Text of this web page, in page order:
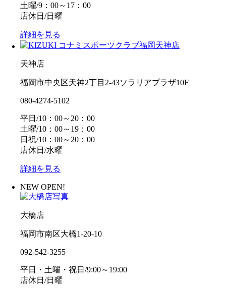
土曜/9：00～17：00
店休日/日曜
詳細を見る
天神店
福岡市中央区天神2丁目2-43ソラリアプラザ10F
080-4274-5102
平日/10：00～20：00
土曜/10：00～19：00
日祝/10：00～20：00
店休日/水曜
詳細を見る
NEW OPEN!
大橋店
福岡市南区大橋1-20-10
092-542-3255
平日・土曜・祝日/9:00～19:00
店休日/日曜